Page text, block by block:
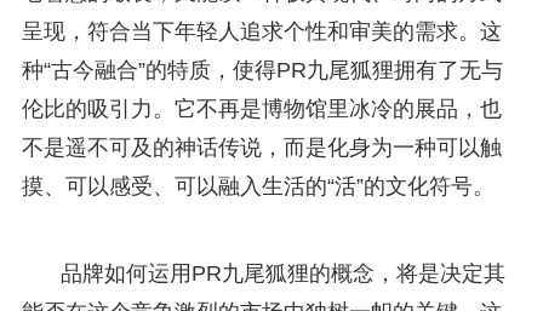
呈现，符合当下年轻人追求个性和审美的需求。这
种“古今融合”的特质，使得PR九尾狐狸拥有了无与
伦比的吸引力。它不再是博物馆里冰冷的展品，也
不是遥不可及的神话传说，而是化身为一种可以触
摸、可以感受、可以融入生活的“活”的文化符号。
品牌如何运用PR九尾狐狸的概念，将是决定其